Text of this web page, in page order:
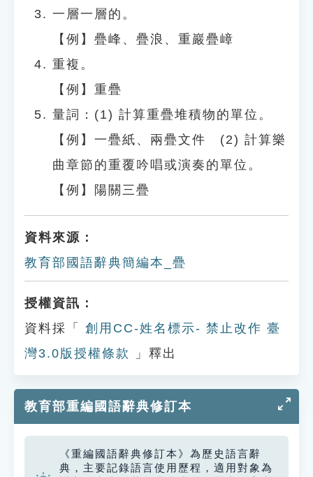
一層一層的。
【例】疊峰、疊浪、重巖疊嶂
重複。
【例】重疊
量詞：(1) 計算重疊堆積物的單位。
【例】一疊紙、兩疊文件 (2) 計算樂
曲章節的重覆吟唱或演奏的單位。
【例】陽關三疊
資料來源：
教育部國語辭典簡編本_疊
授權資訊：
資料採「
創用CC-姓名標示- 禁止改作 臺
灣3.0版授權條款
」釋出
教育部重編國語辭典修訂本
《重編國語辭典修訂本》為歷史語言辭
典，主要記錄語言使用歷程，適用對象為